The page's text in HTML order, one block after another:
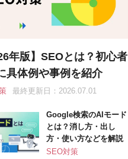
年版】SEOとは？初心者
具体例や事例を紹介
最終更新日：2026.07.01
Google検索のAIモード
とは？消し方・出し
方・使い方などを解説
SEO対策